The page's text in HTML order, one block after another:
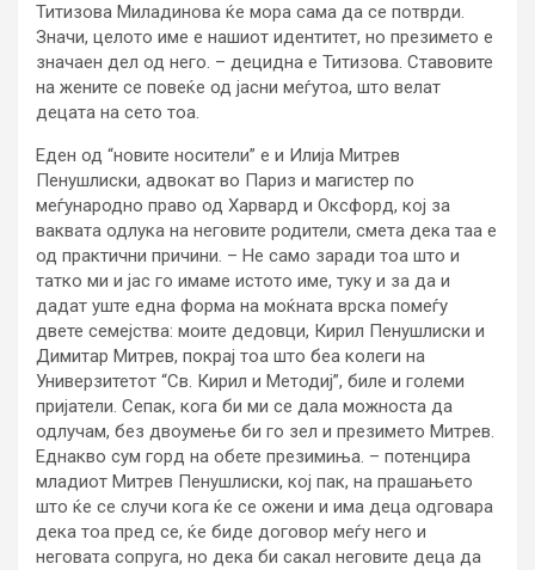
Титизова Миладинова ќе мора сама да се потврди.
Значи, целото име е нашиот идентитет, но презимето е
значаен дел од него. – децидна е Титизова. Ставовите
на жените се повеќе од јасни меѓутоа, што велат
децата на сето тоа.
Еден од “новите носители” е и Илија Митрев
Пенушлиски, адвокат во Париз и магистер по
меѓународно право од Харвард и Оксфорд, кој за
ваквата одлука на неговите родители, смета дека таа е
од практични причини. – Не само заради тоа што и
татко ми и јас го имаме истото име, туку и за да и
дадат уште една форма на моќната врска помеѓу
двете семејства: моите дедовци, Кирил Пенушлиски и
Димитар Митрев, покрај тоа што беа колеги на
Универзитетот “Св. Кирил и Методиј”, биле и големи
пријатели. Сепак, кога би ми се дала можноста да
одлучам, без двоумење би го зел и презимето Митрев.
Еднакво сум горд на обете презимиња. – потенцира
младиот Митрев Пенушлиски, кој пак, на прашањето
што ќе се случи кога ќе се ожени и има деца одговара
дека тоа пред се, ќе биде договор меѓу него и
неговата сопруга, но дека би сакал неговите деца да